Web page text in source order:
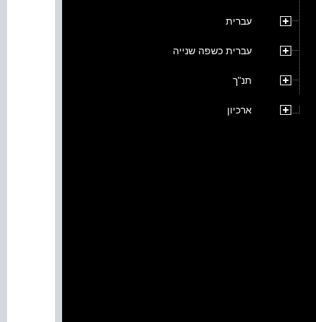
עברית
עברית כשפה שנייה
תנ"ך
ארכיון